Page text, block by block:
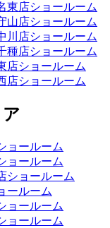
東店ショールーム
山店ショールーム
川店ショールーム
種店ショールーム
店ショールーム
店ショールーム
ョールーム
ョールーム
ショールーム
ールーム
ョールーム
ョールーム